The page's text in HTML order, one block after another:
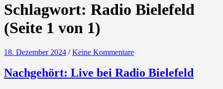
Schlagwort: Radio Bielefeld
(Seite 1 von 1)
18. Dezember 2024 / Keine Kommentare
Nachgehört: Live bei Radio Bielefeld